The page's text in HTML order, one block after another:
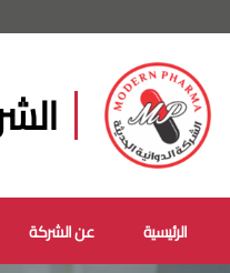
الرئيسية عن الشركة